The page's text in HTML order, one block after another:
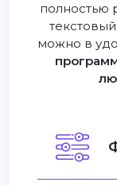
полностью
можно в